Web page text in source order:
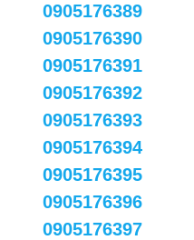
0905176389
0905176390
0905176391
0905176392
0905176393
0905176394
0905176395
0905176396
0905176397